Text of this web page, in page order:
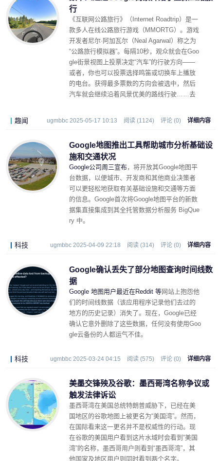
行
《互联网公路旅行》（Internet Roadtrip）是一
款多人在线公路旅行游戏（MMORTG）。游戏
开发者尼尔·阿加瓦尔（Neal Agarwal）称之为
“公路旅行模拟器”。每隔10秒，观众就会在Goo
gle街景视图上投票决定“汽车”的行驶方向——
或者，你也可以投票选择鸣笛或切换车上播放
的电台。获得最多票数的方向会被选中，然后
汽车就会继续沿着风景优美的路线行驶……去
趣闻 ugmbbc 2025-05-17 10:13 阅读 (1124) 评论 (0) 详细内容
Google地图推出工具帮助城市分析基础设
施和交通状况
Google公司周三宣布，将开放其Google地图平
台数据，以便城市、开发商和其他商业决策者
可以更轻松地获取有关基础设施和交通等方面
的信息。Google首次将Google地图平台的新数
据集直接集成到其全托管数据分析服务 BigQue
ry 中。
科技 ugmbbc 2025-04-09 22:18 阅读 (314) 评论 (0) 详细内容
Google确认丢失了部分地图查询时间线数
据
Google 地图用户最近在Reddit 等网站上抱怨他
们的时间线数据（该应用程序记录他们去过的
地方的历史记录）消失了。现在，Google已经
确认它意外删除了这些数据，任何没有使用Goo
gle云备份的人都运气不佳。
科技 ugmbbc 2025-03-24 04:15 阅读 (575) 评论 (0) 详细内容
美墨交锋殃及谷歌：墨西哥湾名称争议或
触发法律诉讼
墨西哥湾在美国总统特朗普威胁下，已经在美
国地区的谷歌地图上被更名为“美国湾”。然而，
在国际看来这一更名并不是权威性的行动。现
在谷歌的美国用户看到这片水域时会看到“美国
湾”的名称，墨西哥用户则看到“墨西哥湾”，其
他国家及地区用户则同时看到两个名字。